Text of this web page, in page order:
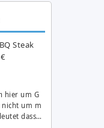
Steak
hier um G
um m
dass…